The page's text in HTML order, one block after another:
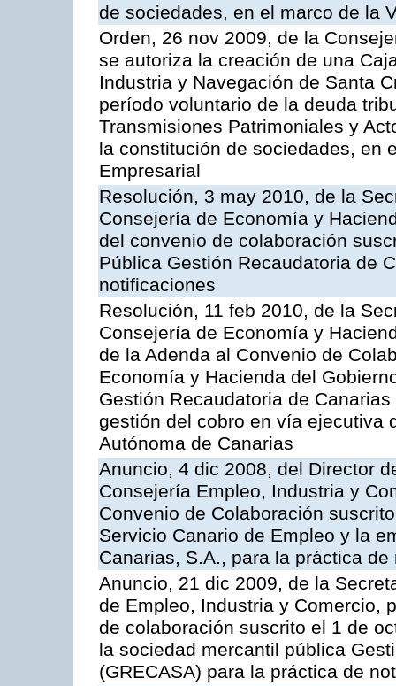
de sociedades, en el marco de la
Orden, 26 nov 2009, de la
se autoriza la creación de una
Industria y Navegación de Santa
período voluntario de la deuda
Transmisiones Patrimoniales y
la constitución de sociedades, en
Empresarial
Resolución, 3 may 2010, de la
Consejería de Economía y
del convenio de colaboración
Pública Gestión Recaudatoria de
notificaciones
Resolución, 11 feb 2010, de la
Consejería de Economía y
de la Adenda al Convenio de
Economía y Hacienda del
Gestión Recaudatoria de
gestión del cobro en vía ejecutiva
Autónoma de Canarias
Anuncio, 4 dic 2008, del Director
Consejería Empleo, Industria y
Convenio de Colaboración
Servicio Canario de Empleo y la
Canarias, S.A., para la práctica
Anuncio, 21 dic 2009, de la
de Empleo, Industria y Comercio,
de colaboración suscrito el 1 de
la sociedad mercantil pública
(GRECASA) para la práctica de